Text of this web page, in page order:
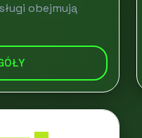
obejmują